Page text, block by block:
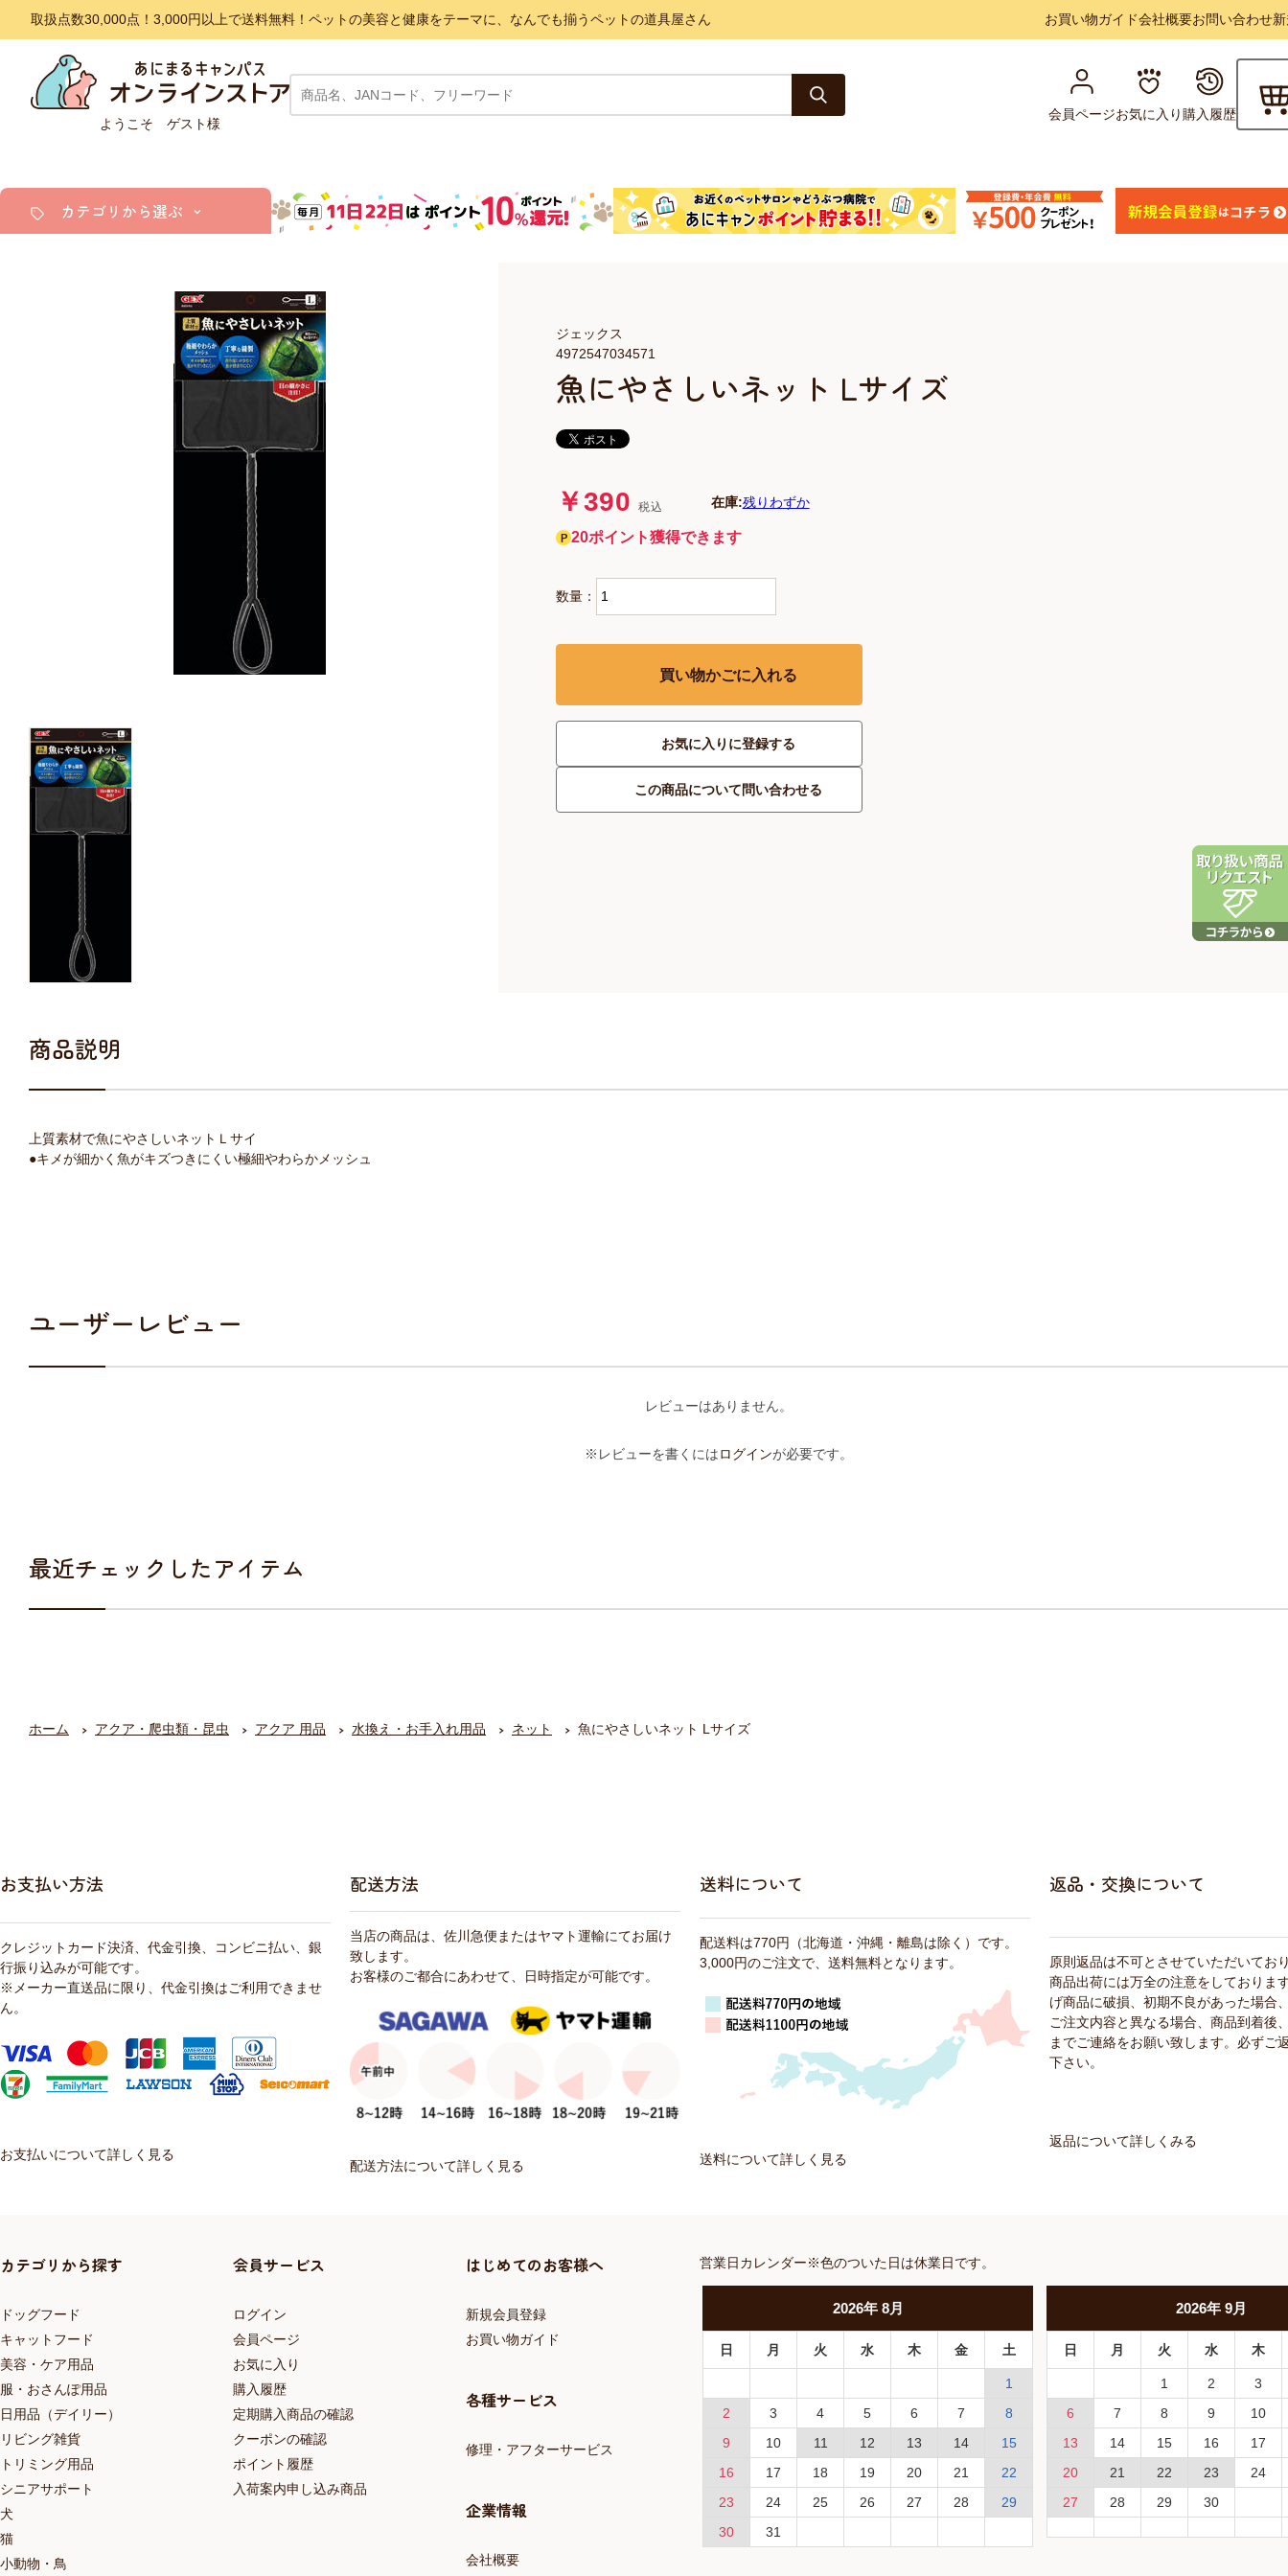
取扱点数30,000点！3,000円以上で送料無料！ペットの美容と健康をテーマに、なんでも揃うペットの道具屋さん お買い物ガイド会社概要お問い合わせ
ようこそ ゲスト様
会員ページお気に入り購入履歴
カテゴリから選ぶ
アクア・爬虫類・昆虫
魚にやさしいネット Lサイズ
4972547034571
ジェックス
￥390 税込 在庫:残りわずか
20ポイント獲得できます
数量：
買い物かごに入れる
お気に入りに登録する
この商品について問い合わせる
商品説明
上質素材で魚にやさしいネットＬサイ
●キメが細かく魚がキズつきにくい極細やわらかメッシュ
ユーザーレビュー
レビューはありません。
※レビューを書くにはログインが必要です。
最近チェックしたアイテム
ホーム アクア・爬虫類・昆虫 アクア 用品 水換え・お手入れ用品 ネット 魚にやさしいネット Lサイズ
お支払い方法
クレジットカード決済、代金引換、コンビニ払い、銀
行振り込みが可能です。
※メーカー直送品に限り、代金引換はご利用できませ
ん。
お支払いについて詳しく見る
配送方法
当店の商品は、佐川急便またはヤマト運輸にてお届け
致します。
お客様のご都合にあわせて、日時指定が可能です。
配送方法について詳しく見る
送料について
配送料は770円（北海道・沖縄・離島は除く）です。
3,000円のご注文で、送料無料となります。
送料について詳しく見る
返品・交換について
原則返品は不可とさせていただいてお
商品出荷には万全の注意をしておりま
げ商品に破損、初期不良があった場合
ご注文内容と異なる場合、商品到着後
までご連絡をお願い致します。必ずご
下さい。
返品について詳しくみる
カテゴリから探す
ドッグフード
キャットフード
美容・ケア用品
服・おさんぽ用品
日用品（デイリー）
リビング雑貨
トリミング用品
シニアサポート
犬
猫
小動物・鳥
会員サービス
ログイン
会員ページ
お気に入り
購入履歴
定期購入商品の確認
クーポンの確認
ポイント履歴
入荷案内申し込み商品
はじめてのお客様へ
新規会員登録
お買い物ガイド
各種サービス
修理・アフターサービス
企業情報
会社概要
営業日カレンダー※色のついた日は休業日です。
2026年 8月
日 月 火 水 木 金 土
1
2
3 4 5 6 7
8
9
10 11 12 13 14
15
16
17 18 19 20 21
22
23
24 25 26 27 28
29
30
31
2026年9月
日 月 火 水 木
1 2
3
6
7 8 9
10
13
14 15 16
17
20
21 22 23
24
27
28 29 30